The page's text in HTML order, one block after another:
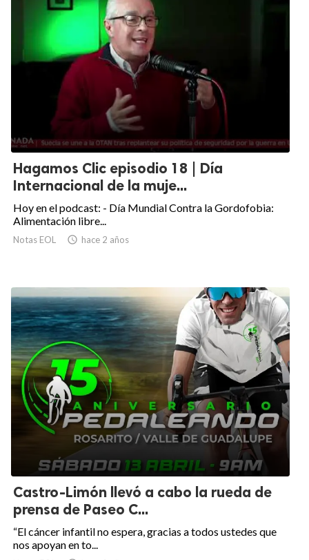
Hagamos Clic episodio 18 | Día
Internacional de la muje...
Hoy en el podcast: - Día Mundial Contra la Gordofobia:
Alimentación libre...
Notas EOL  hace 2 años
Castro-Limón llevó a cabo la rueda de
prensa de Paseo C...
“El cáncer infantil no espera, gracias a todos ustedes que
nos apoyan en to...